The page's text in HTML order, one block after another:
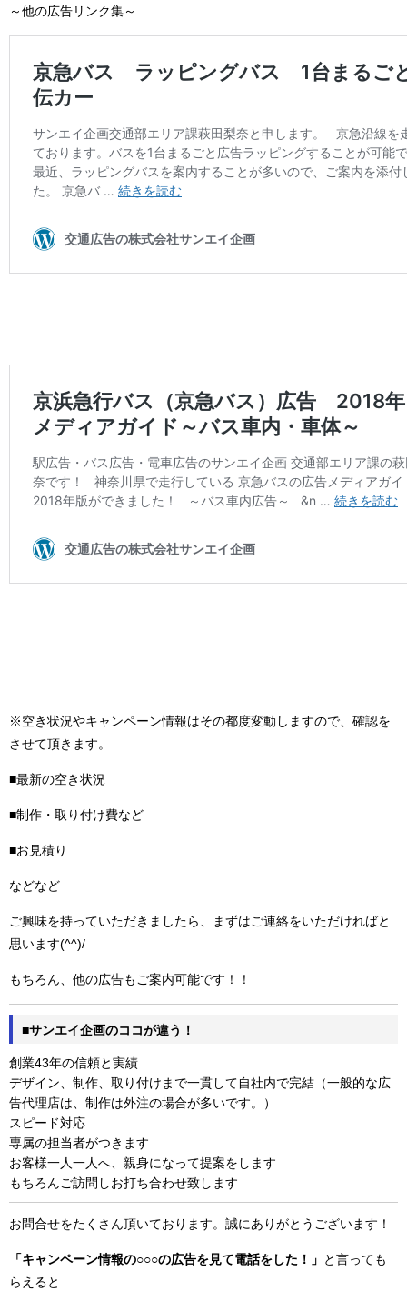
～他の広告リンク集～
※空き状況やキャンペーン情報はその都度変動しますので、確認を
させて頂きます。
■最新の空き状況
■制作・取り付け費など
■お見積り
などなど
ご興味を持っていただきましたら、まずはご連絡をいただければと
思います(^^)/
もちろん、他の広告もご案内可能です！！
■サンエイ企画のココが違う！
創業43年の信頼と実績
デザイン、制作、取り付けまで一貫して自社内で完結（一般的な広
告代理店は、制作は外注の場合が多いです。）
スピード対応
専属の担当者がつきます
お客様一人一人へ、親身になって提案をします
もちろんご訪問しお打ち合わせ致します
お問合せをたくさん頂いております。誠にありがとうございます！
「キャンペーン情報の○○○の広告を見て電話をした！」 と言っても
らえると